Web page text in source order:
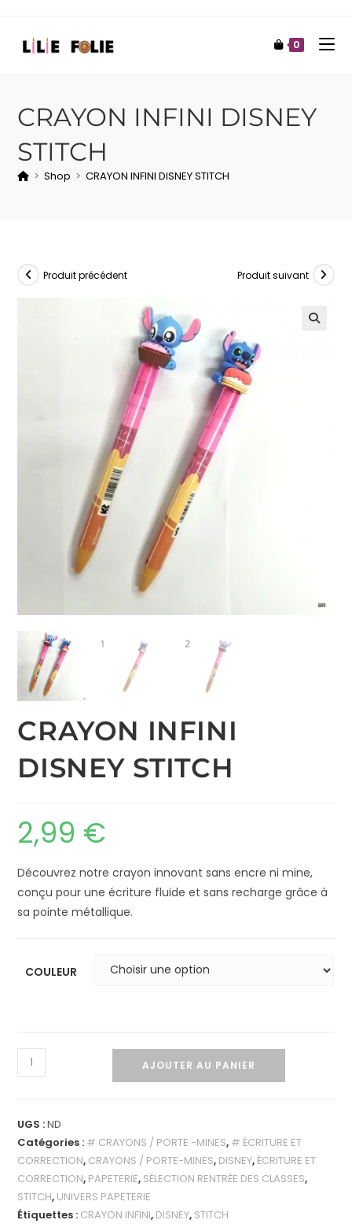
0
CRAYON INFINI DISNEY
STITCH
> Shop > CRAYON INFINI DISNEY STITCH
Produit précédent Produit suivant
CRAYON INFINI
DISNEY STITCH
2,99 €
Découvrez notre crayon innovant sans encre ni mine,
conçu pour une écriture fluide et sans recharge grâce à
sa pointe métallique.
COULEUR
AJOUTER AU PANIER
UGS :ND
Catégories : # CRAYONS / PORTE -MINES, # ÉCRITURE ET
CORRECTION, CRAYONS / PORTE-MINES, DISNEY, ÉCRITURE ET
CORRECTION, PAPETERIE, SÉLECTION RENTRÉE DES CLASSES,
STITCH, UNIVERS PAPETERIE
Étiquettes : CRAYON INFINI, DISNEY, STITCH